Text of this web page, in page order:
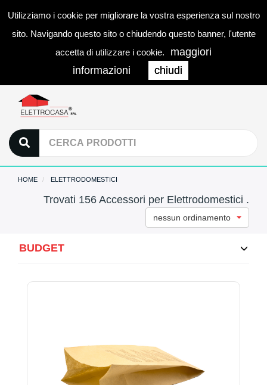
Utilizziamo i cookie per migliorare la vostra esperienza sul nostro
sito. Navigando questo sito o chiudendo questo banner, l'utente
accetta di utilizzare i cookie.
maggiori
informazioni
chiudi
0
HOME ELETTRODOMESTICI
Trovati 156 Accessori per Elettrodomestici .
nessun ordinamento
BUDGET